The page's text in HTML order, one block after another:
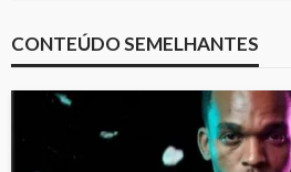
CONTEÚDO SEMELHANTES